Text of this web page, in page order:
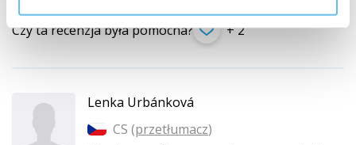
Czy ta recenzja była pomocna? + 2
Lenka Urbánková
CS (przetłumacz)